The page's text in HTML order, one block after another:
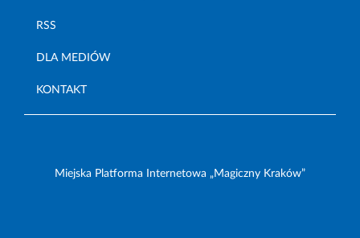
RSS
DLA MEDIÓW
KONTAKT
Miejska Platforma Internetowa „Magiczny Kraków”